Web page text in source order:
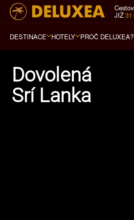
JIŽ31
DESTINACE HOTELY PROČ DELUXEA?
Dovolená
Srí Lanka